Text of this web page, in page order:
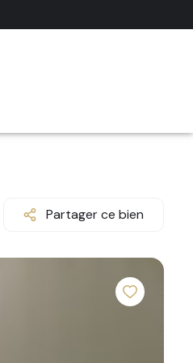
Partager ce bien